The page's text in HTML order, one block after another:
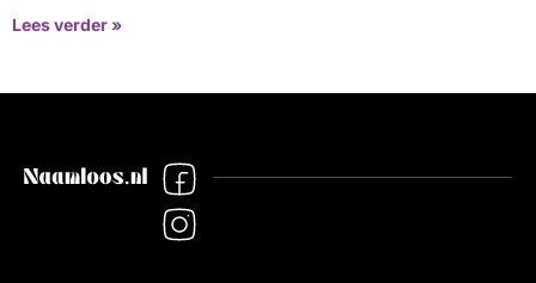
Lees verder »